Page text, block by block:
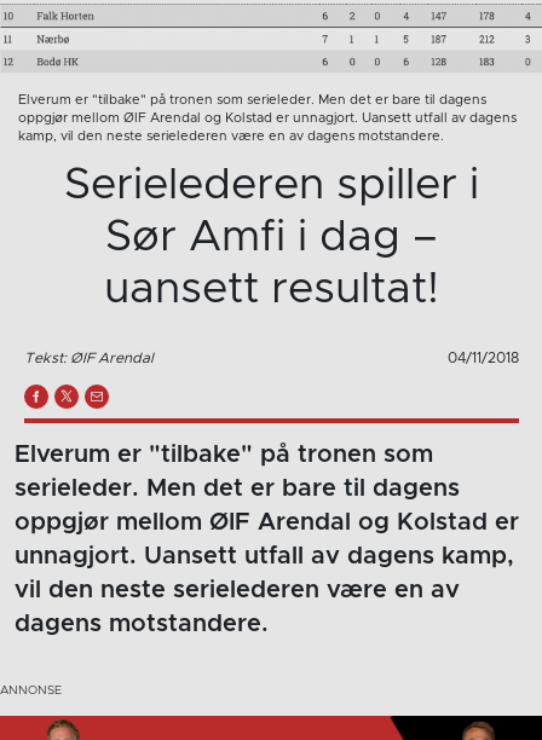
Elverum er "tilbake" på tronen som serieleder. Men det er bare til dagens
oppgjør mellom ØIF Arendal og Kolstad er unnagjort. Uansett utfall av dagens
kamp, vil den neste serielederen være en av dagens motstandere.
Serielederen spiller i
Sør Amfi i dag –
uansett resultat!
Tekst: ØIF Arendal 04/11/2018
Elverum er "tilbake" på tronen som
serieleder. Men det er bare til dagens
oppgjør mellom ØIF Arendal og Kolstad er
unnagjort. Uansett utfall av dagens kamp,
vil den neste serielederen være en av
dagens motstandere.